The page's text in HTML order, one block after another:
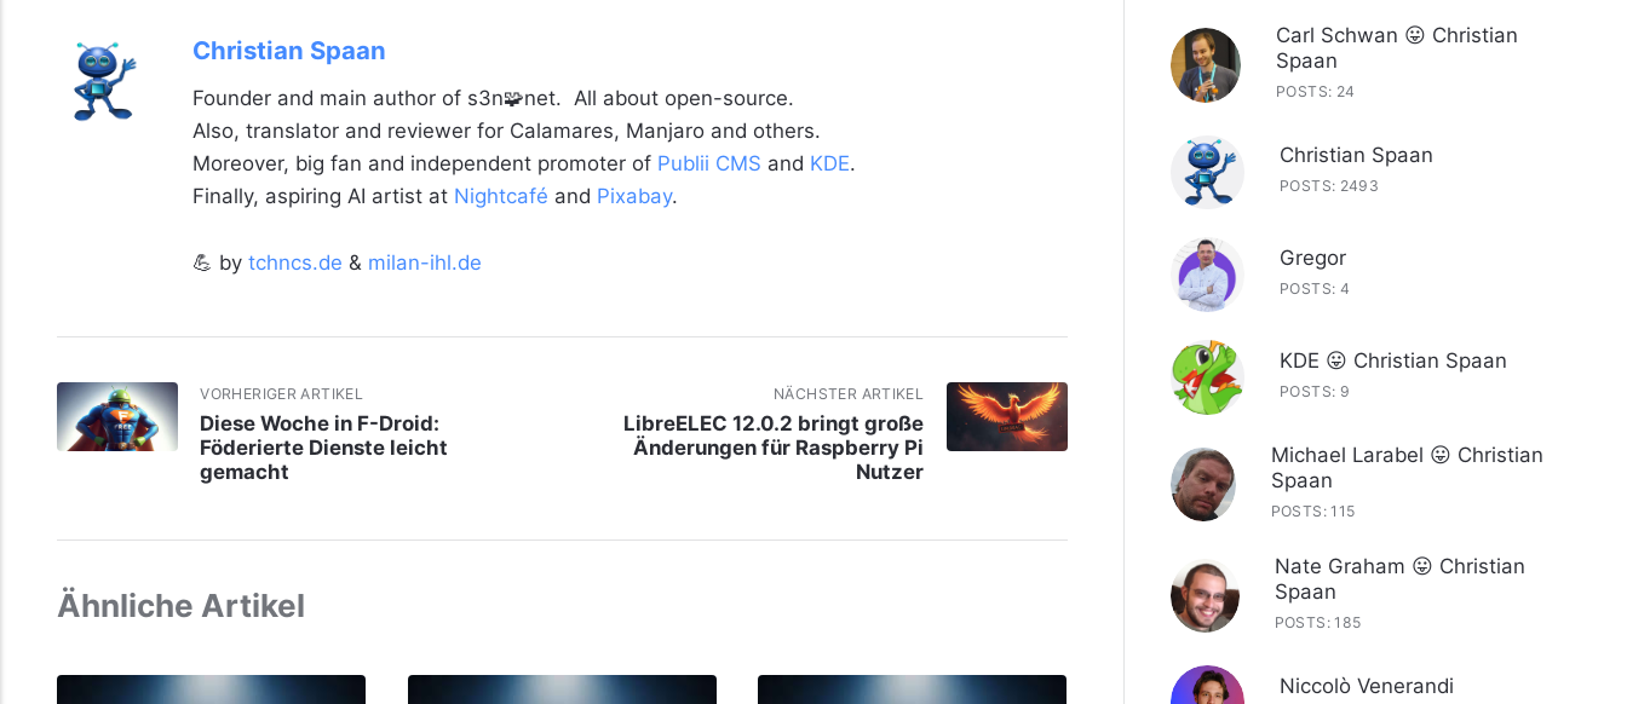
Christian Spaan
Founder and main author of s3n🧩net. All about open-source.
Also, translator and reviewer for Calamares, Manjaro and others.
Moreover, big fan and independent promoter of Publii CMS and KDE.
Finally, aspiring AI artist at Nightcafé and Pixabay.
💪 by tchncs.de & milan-ihl.de
VORHERIGER ARTIKEL
Diese Woche in F-Droid:
Föderierte Dienste leicht
gemacht
NÄCHSTER ARTIKEL
LibreELEC 12.0.2 bringt große
Änderungen für Raspberry Pi
Nutzer
Ähnliche Artikel
Carl Schwan 😛 Christian
Spaan
POSTS: 24
Christian Spaan
POSTS: 2493
Gregor
POSTS: 4
KDE 😛 Christian Spaan
POSTS: 9
Michael Larabel 😛 Christian
Spaan
POSTS: 115
Nate Graham 😛 Christian
Spaan
POSTS: 185
Niccolò Venerandi